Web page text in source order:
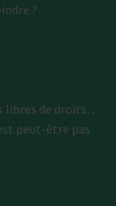
?
libres de droits…
peut-être pas